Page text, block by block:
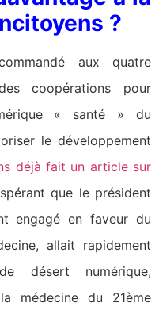
?
aux quatre
coopérations pour
« santé » du
le développement
déjà fait un article sur
que le président
engagé en faveur du
allait rapidement
désert numérique,
médecine du 21ème